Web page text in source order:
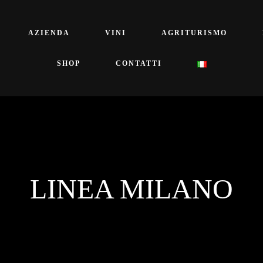
AZIENDA VINI AGRITURISMO
SHOP CONTATTI
LINEA MILANO